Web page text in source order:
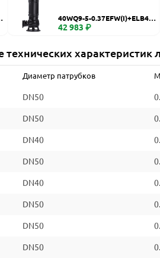
40WQ9-5-0.37EFW(I)+ELB40
WQ
42 983 ₽
технических характеристик
Диаметр патрубков
DN50
DN50
DN40
DN50
DN40
DN50
DN50
DN50